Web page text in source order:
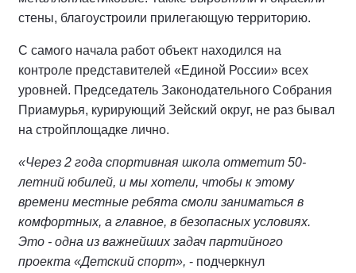
стены, благоустроили прилегающую территорию.
С самого начала работ объект находился на
контроле представителей «Единой России» всех
уровней. Председатель Законодательного Собрания
Приамурья, курирующий Зейский округ, не раз бывал
на стройплощадке лично.
«Через 2 года спортивная школа отметит 50-
летний юбилей, и мы хотели, чтобы к этому
времени местные ребята смоли заниматься в
комфортных, а главное, в безопасных условиях.
Это - одна из важнейших задач партийного
проекта «Детский спорт», - подчеркнул